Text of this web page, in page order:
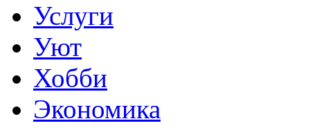
Услуги
Уют
Хобби
Экономика